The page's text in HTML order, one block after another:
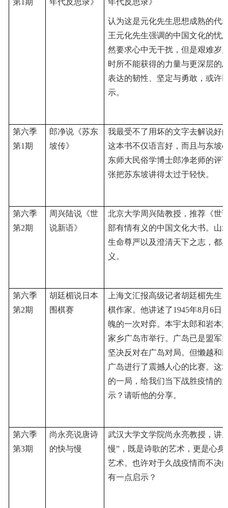
第 1期 年代反思录》 年代反思录》
认为这是元化先生思想成熟的代
王元化先生强调的中国文化的忧
然要求心中无干扰，但是艰难岁
时所不能获得的力量与更深层的
表达的韧性、坚定与勇敢，或许
示。
第六季
第1期
郎净说《苏东
坡传》
我最受不了用坏的文字去解说好
这本书不仅语言好，而且与东坡
东师大民俗学博士郎净老师的评
张把苏东坡讲得太过于轻快。
第六季
第2期
周兴陆说《世
说新语》
北京大学周兴陆教授，推荐《世
部有情有义的中国文化大书。山
生命尊严以及澄清天下之志，都
义。
第六季
第2期
胡廷楣说日本
围棋赛
上海文汇报高级记者胡廷楣先生
棋作家。他讲述了1945年8月6日
魄的一次对弈。本宇太郎和岩本
家乡广岛市举行。广岛已是盟军
坚决反对在广岛对局。但懒越和
广岛进行了震撼人心的比赛。这
的一局，给我们当下战胜疫情的
示？请听他的分享。
第六季
第3期
尚永亮说唐诗
的快与慢
武汉大学文学院尚永亮教授，讲
慢” ， 既是诗歌的艺术，更是心
艺术。也许对于久战疫情而不决
有一点启示？